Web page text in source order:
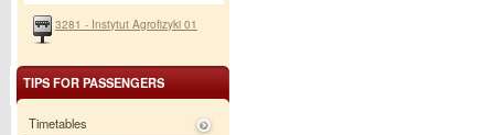
3281 - Instytut Agrofizyki 01
TIPS FOR PASSENGERS
Timetables